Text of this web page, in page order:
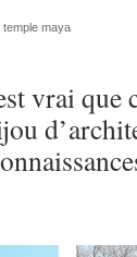
temple maya
vrai que